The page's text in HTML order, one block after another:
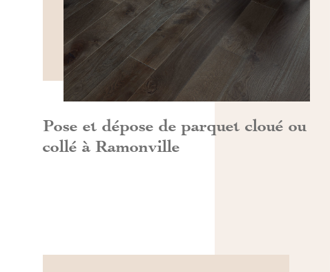
Pose et dépose de parquet cloué ou
collé à Ramonville
DÉCOUVRIR>>